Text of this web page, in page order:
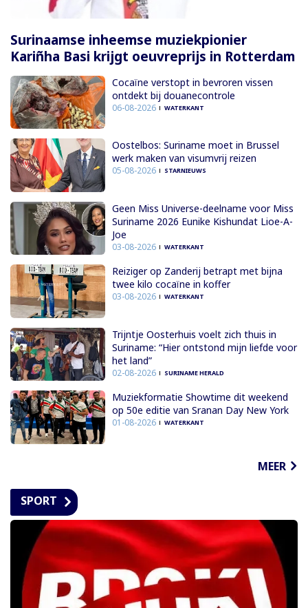
Surinaamse inheemse muziekpionier
Kariñha Basi krijgt oeuvreprijs in Rotterdam
Cocaïne verstopt in bevroren vissen
ontdekt bij douanecontrole
06-08-2026 WATERKANT
Oostelbos: Suriname moet in Brussel
werk maken van visumvrij reizen
05-08-2026 STARNIEUWS
Geen Miss Universe-deelname voor Miss
Suriname 2026 Eunike Kishundat Lioe-A-
Joe
03-08-2026 WATERKANT
Reiziger op Zanderij betrapt met bijna
twee kilo cocaïne in koffer
03-08-2026 WATERKANT
Trijntje Oosterhuis voelt zich thuis in
Suriname: “Hier ontstond mijn liefde voor
het land”
02-08-2026 SURINAME HERALD
Muziekformatie Showtime dit weekend
op 50e editie van Sranan Day New York
01-08-2026 WATERKANT
MEER
SPORT